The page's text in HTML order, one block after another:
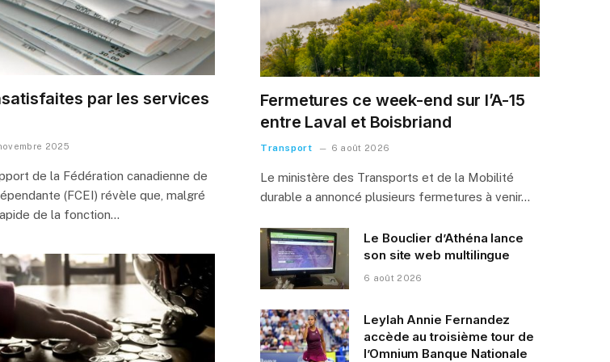
par les services
2025
de la Fédération canadienne de
(FCEI) révèle que, malgré
de la fonction…
Fermetures ce week-end sur l’A-15
entre Laval et Boisbriand
Transport 6 août 2026
Le ministère des Transports et de la Mobilité
durable a annoncé plusieurs fermetures à venir…
Le Bouclier d’Athéna lance
son site web multilingue
6 août 2026
Leylah Annie Fernandez
accède au troisième tour de
l’Omnium Banque Nationale